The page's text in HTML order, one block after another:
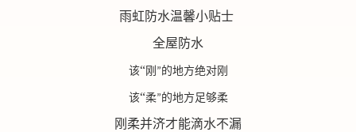
雨虹防水温馨小贴士
全屋防水
该“刚 ”的地方绝对刚
该“柔”的地方足够柔
刚柔并济才能滴水不漏